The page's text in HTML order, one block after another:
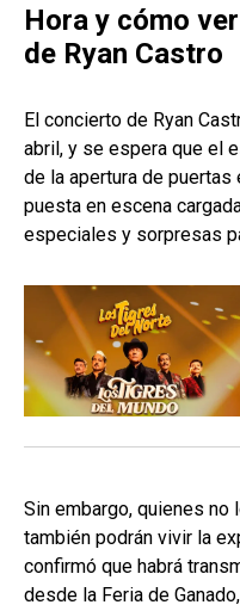
Hora y cómo
de Ryan Castro
El concierto de Ryan
abril, y se espera que el
de la apertura de puertas
puesta en escena
especiales y sorpresas
Sin embargo, quienes no
también podrán vivir la
confirmó que habrá
desde la Feria de